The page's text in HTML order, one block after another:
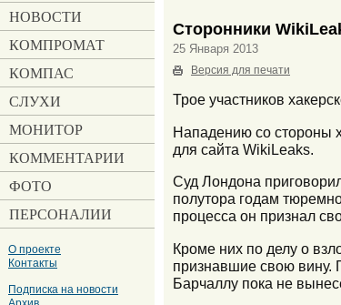
Сторонники
25 Января 2013
Версия для печати
Трое участников
Нападению со стороны
для сайта WikiLeaks.
Суд Лондона
полутора годам
процесса он признал
Кроме них по делу о
признавшие свою вину.
Барчаллу пока не
НОВОСТИ
КОМПРОМАТ
КОМПАС
СЛУХИ
МОНИТОР
КОММЕНТАРИИ
ФОТО
ПЕРСОНАЛИИ
О проекте
Контакты
Подписка на новости